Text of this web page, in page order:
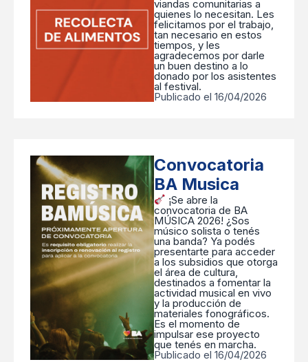
viandas comunitarias a
quienes lo necesitan. Les
felicitamos por el trabajo,
tan necesario en estos
tiempos, y les
agradecemos por darle
un buen destino a lo
donado por los asistentes
al festival.
Publicado el 16/04/2026
Convocatoria
BA Musica
¡Se abre la
convocatoria de BA
MÚSICA 2026! ¿Sos
músico solista o tenés
una banda? Ya podés
presentarte para acceder
a los subsidios que otorga
el área de cultura,
destinados a fomentar la
actividad musical en vivo
y la producción de
materiales fonográficos.
Es el momento de
impulsar ese proyecto
que tenés en marcha.
Publicado el 16/04/2026